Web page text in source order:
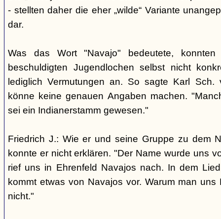
- stellten daher die eher „wilde“ Variante
dar.
Was das Wort "Navajo" bedeutete, konnten
beschuldigten Jugendlochen selbst nicht
lediglich Vermutungen an. So sagte Karl
könne keine genauen Angaben machen.
sei ein Indianerstamm gewesen."
Friedrich J.: Wie er und seine Gruppe zu dem
konnte er nicht erklären. "Der Name wurde uns
rief uns in Ehrenfeld Navajos nach. In dem
kommt etwas von Navajos vor. Warum man
nicht."